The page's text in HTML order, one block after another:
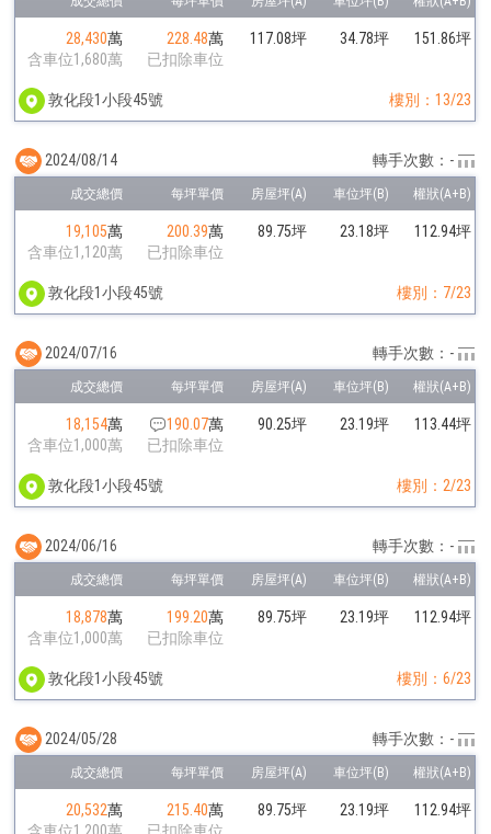
28,430萬
含車位1,680萬
228.48萬
已扣除車位
117.08坪 34.78坪 151.86坪
敦化段1小段45號 樓別：13/23
19,105萬
含車位1,120萬
200.39萬
已扣除車位
89.75坪 23.18坪 112.94坪
敦化段1小段45號 樓別：7/23
2024/08/14 轉手次數：-
18,154萬
含車位1,000萬
190.07萬
已扣除車位
90.25坪 23.19坪 113.44坪
敦化段1小段45號 樓別：2/23
2024/07/16 轉手次數：-
18,878萬
含車位1,000萬
199.20萬
已扣除車位
89.75坪 23.19坪 112.94坪
敦化段1小段45號 樓別：6/23
2024/06/16 轉手次數：-
20,532萬
含車位1,200萬
215.40萬
已扣除車位
89.75坪 23.19坪 112.94坪
2024/05/28 轉手次數：-